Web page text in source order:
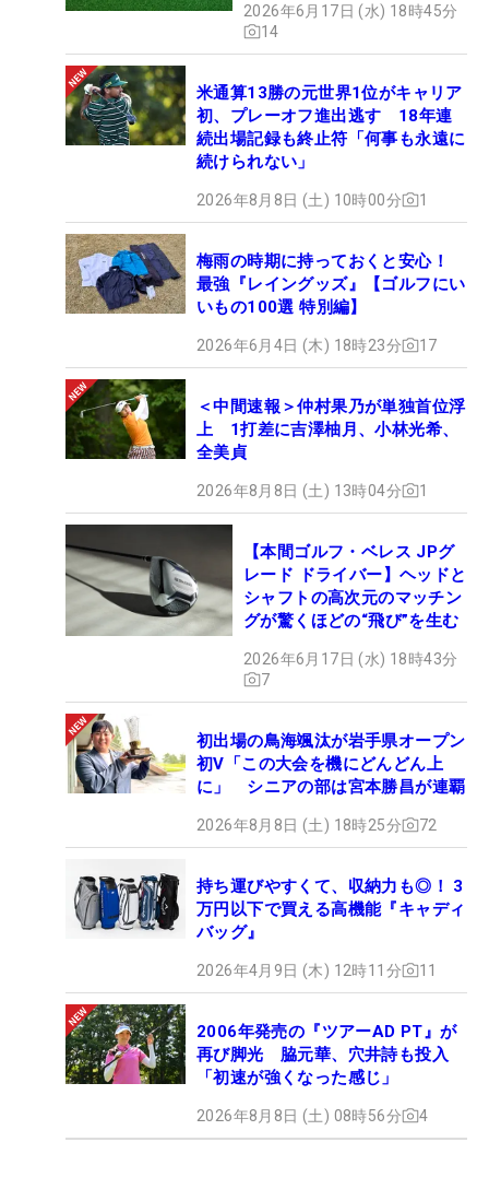
2026年6月17日 (水) 18時45分
14
米通算13勝の元世界1位がキャリア
初、プレーオフ進出逃す 18年連
続出場記録も終止符「何事も永遠に
続けられない」
2026年8月8日 (土) 10時00分 1
梅雨の時期に持っておくと安心！
最強『レイングッズ』【ゴルフにい
いもの100選 特別編】
2026年6月4日 (木) 18時23分 17
＜中間速報＞仲村果乃が単独首位浮
上 1打差に吉澤柚月、小林光希、
全美貞
2026年8月8日 (土) 13時04分 1
【本間ゴルフ・ベレス JPグ
レード ドライバー】ヘッドと
シャフトの高次元のマッチン
グが驚くほどの“飛び”を生む
2026年6月17日 (水) 18時43分
7
初出場の鳥海颯汰が岩手県オープン
初V「この大会を機にどんどん上
に」 シニアの部は宮本勝昌が連覇
2026年8月8日 (土) 18時25分 72
持ち運びやすくて、収納力も◎！ 3
万円以下で買える高機能『キャディ
バッグ』
2026年4月9日 (木) 12時11分 11
2006年発売の『ツアーAD PT』が
再び脚光 脇元華、穴井詩も投入
「初速が強くなった感じ」
2026年8月8日 (土) 08時56分 4